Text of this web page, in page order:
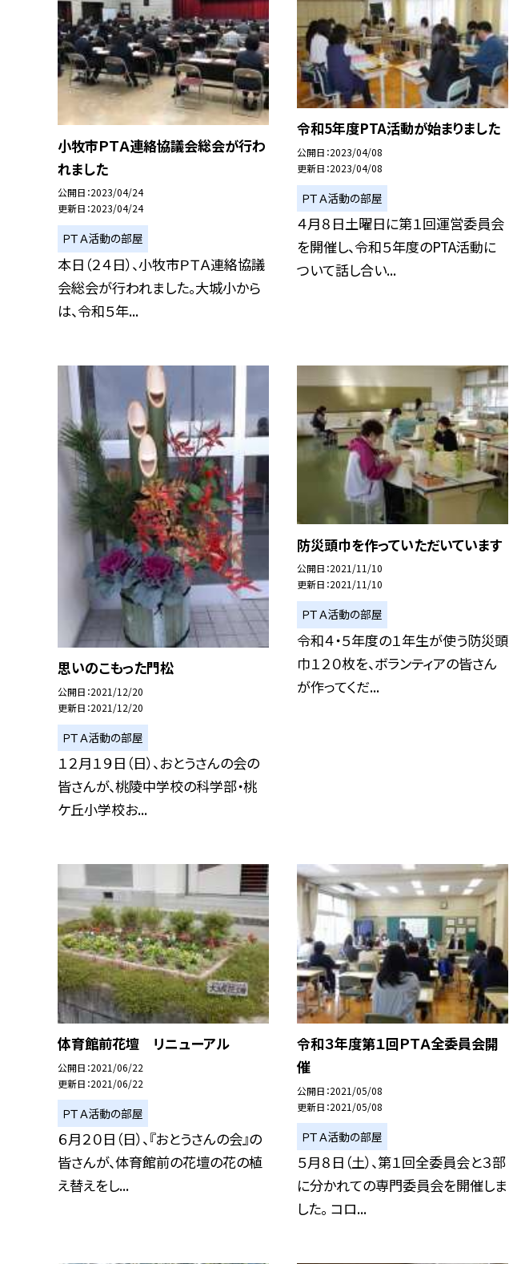
小牧市ＰＴＡ連絡協議会総会が行わ
れました
公開日 2023/04/24
更新日 2023/04/24
ＰＴＡ活動の部屋
本日（２４日）、小牧市ＰＴＡ連絡協議
会総会が行われました。大城小から
は、令和５年...
令和5年度PTA活動が始まりました
公開日 2023/04/08
更新日 2023/04/08
ＰＴＡ活動の部屋
４月８日土曜日に第１回運営委員会
を開催し、令和５年度のPTA活動に
ついて話し合い...
思いのこもった門松
公開日 2021/12/20
更新日 2021/12/20
ＰＴＡ活動の部屋
１２月１９日（日）、おとうさんの会の
皆さんが、桃陵中学校の科学部・桃
ケ丘小学校お...
防災頭巾を作っていただいています
公開日 2021/11/10
更新日 2021/11/10
ＰＴＡ活動の部屋
令和４・５年度の１年生が使う防災頭
巾１２０枚を、ボランティアの皆さん
が作ってくだ...
体育館前花壇 リニューアル
公開日 2021/06/22
更新日 2021/06/22
ＰＴＡ活動の部屋
６月２０日（日）、『おとうさんの会』の
皆さんが、体育館前の花壇の花の植
え替えをし...
令和３年度第１回ＰＴＡ全委員会開
催
公開日 2021/05/08
更新日 2021/05/08
ＰＴＡ活動の部屋
５月８日（土）、第１回全委員会と３部
に分かれての専門委員会を開催しま
した。 コロ...